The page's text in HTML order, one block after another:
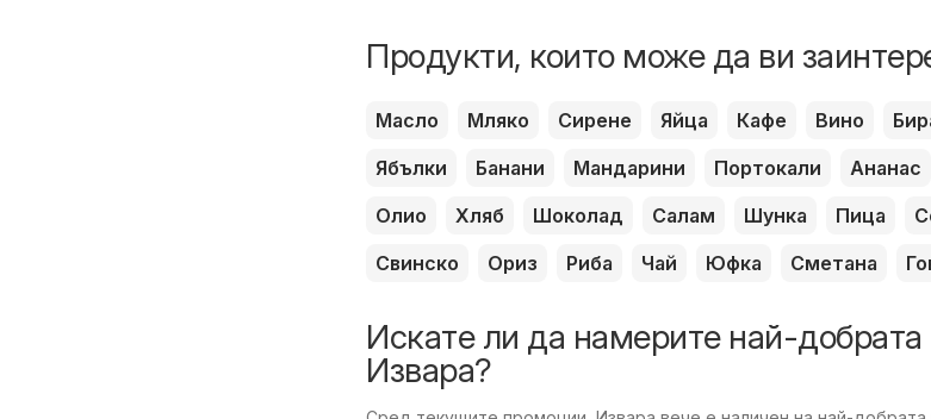
Продукти, които може да ви
Масло Мляко Сирене Яйца Кафе Вино
Ябълки
Банани Мандарини Портокали Ананас
Олио
Хляб Шоколад Салам Шунка Пица
Свинско
Ориз Риба Чай Юфка Сметана
Искате ли да намерите най-добрата
Извара?